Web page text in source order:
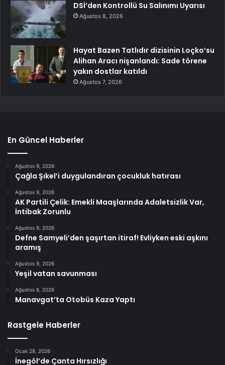
DSİ’den Kontrollü Su Salınımı Uyarısı
Ağustos 8, 2026
Hayat Bazen Tatlıdır dizisinin Loçko’su
Alihan Aracı nişanlandı: Sade törene
yakın dostlar katıldı
Ağustos 7, 2026
En Güncel Haberler
Ağustos 9, 2026
Çağla Şıkel’i duygulandıran çocukluk hatırası
Ağustos 9, 2026
AK Partili Çelik: Emekli Maaşlarında Adaletsizlik Var,
İntibak Zorunlu
Ağustos 9, 2026
Defne Samyeli’den şaşırtan itiraf! Evliyken eski aşkını
aramış
Ağustos 9, 2026
Yeşil vatan savunması
Ağustos 8, 2026
Manavgat’ta Otobüs Kaza Yaptı
Rastgele Haberler
Ocak 28, 2026
İnegöl’de Çanta Hırsızlığı